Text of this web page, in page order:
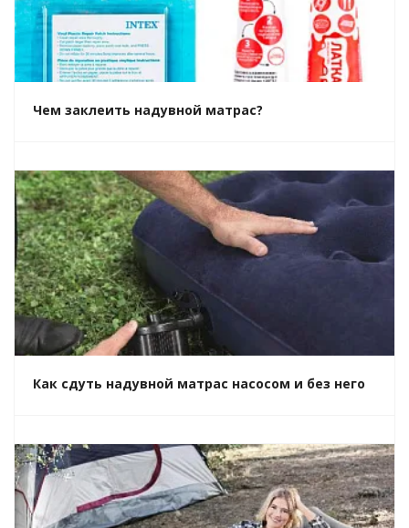
Чем заклеить надувной матрас?
Как сдуть надувной матрас насосом и без него